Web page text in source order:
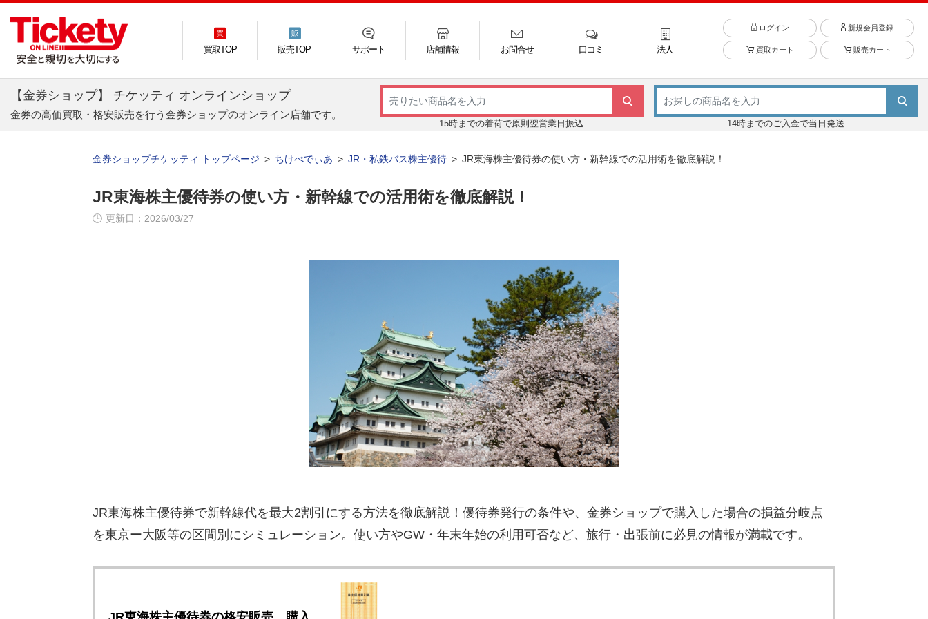
買取TOP 販売TOP サポート 店舗情報 お問合せ 口コミ 法人
ログイン 新規会員登録
買取カート 販売カート
【金券ショップ】 チケッティ オンラインショップ
金券の高価買取・格安販売を行う金券ショップのオンライン店舗です。
15時までの着荷で原則翌営業日振込 14時までのご入金で当日発送
金券ショップチケッティ トップページ ちけぺでぃあ JR・私鉄バス株主優待 JR東海株主優待券の使い方・新幹線での活用術を徹底解説！
JR東海株主優待券の使い方・新幹線での活用術を徹底解説！
更新日：2026/03/27
JR東海株主優待券で新幹線代を最大2割引にする方法を徹底解説！優待券発行の条件や、金券ショップで購入した場合の損益分岐点
を東京ー大阪等の区間別にシミュレーション。使い方やGW・年末年始の利用可否など、旅行・出張前に必見の情報が満載です。